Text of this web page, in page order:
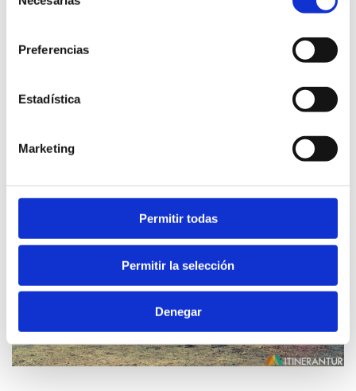
Preferencias
Estadística
Marketing
Permitir todas
Permitir la selección
Denegar